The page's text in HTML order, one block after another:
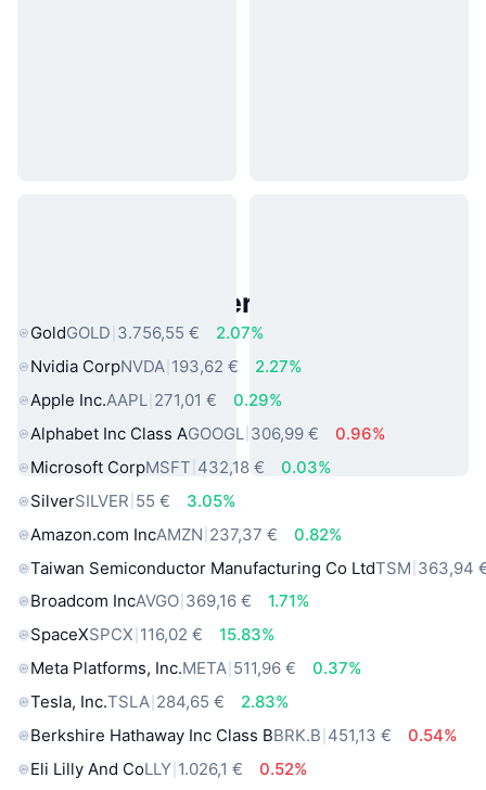
Beliebte reale Vermögenswerte
GoldGOLD 3.756,55 €
2.07%
Nvidia CorpNVDA 193,62 €
2.27%
Apple Inc.AAPL 271,01 €
0.29%
Alphabet Inc Class AGOOGL 306,99 €
0.96%
Microsoft CorpMSFT 432,18 €
0.03%
SilverSILVER 55 €
3.05%
Amazon.com IncAMZN 237,37 €
0.82%
Taiwan Semiconductor Manufacturing Co LtdTSM 363,94
Broadcom IncAVGO 369,16 €
1.71%
SpaceXSPCX 116,02 €
15.83%
Meta Platforms, Inc.META 511,96 €
0.37%
Tesla, Inc.TSLA 284,65 €
2.83%
Berkshire Hathaway Inc Class BBRK.B 451,13 €
0.54%
Eli Lilly And CoLLY 1.026,1 €
0.52%